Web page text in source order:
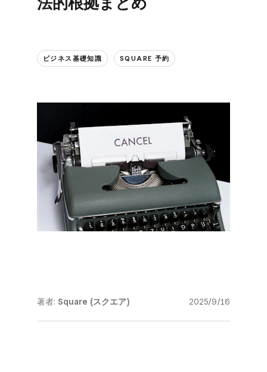
ビジネス基礎知識 SQUARE 予約
著者: Square (スクエア) 2025/9/16